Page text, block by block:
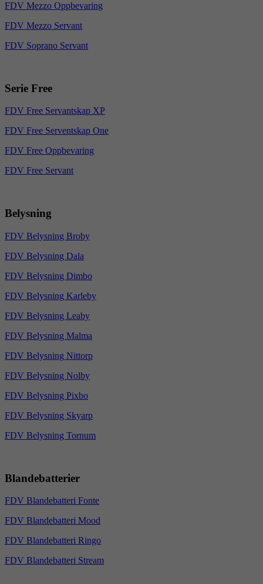
FDV Mezzo Oppbevaring
FDV Mezzo Servant
FDV Soprano Servant
Serie Free
FDV Free Servantskap XP
FDV Free Serventskap One
FDV Free Oppbevaring
FDV Free Servant
Belysning
FDV Belysning Broby
FDV Belysning Dala
FDV Belysning Dimbo
FDV Belysning Karleby
FDV Belysning Leaby
FDV Belysning Malma
FDV Belysning Nittorp
FDV Belysning Nolby
FDV Belysning Pixbo
FDV Belysning Skyarp
FDV Belysning Tornum
Blandebatterier
FDV Blandebatteri Fonte
FDV Blandebatteri Mood
FDV Blandebatteri Ringo
FDV Blandebatteri Stream